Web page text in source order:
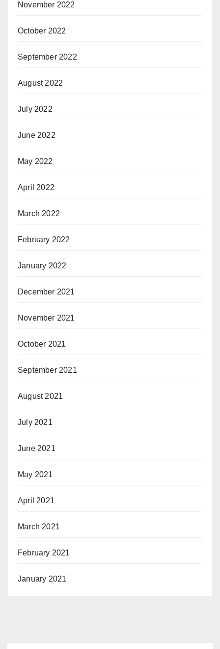
November 2022
October 2022
September 2022
August 2022
July 2022
June 2022
May 2022
April 2022
March 2022
February 2022
January 2022
December 2021
November 2021
October 2021
September 2021
August 2021
July 2021
June 2021
May 2021
April 2021
March 2021
February 2021
January 2021